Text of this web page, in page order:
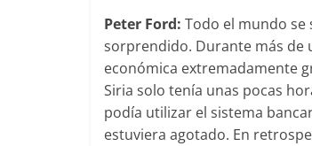
Peter Ford: Todo el mundo
sorprendido. Durante más de
económica extremadamente
Siria solo tenía unas pocas
podía utilizar el sistema
estuviera agotado. En